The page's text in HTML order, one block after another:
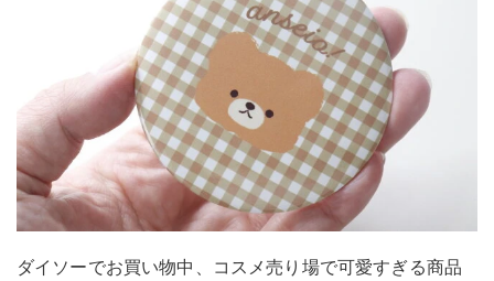
ダイソーでお買い物中、コスメ売り場で可愛すぎる商品